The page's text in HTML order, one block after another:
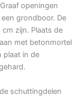
openingen
grondboor. De
zijn. Plaats de
met betonmortel
plaat in de
schuttingdelen